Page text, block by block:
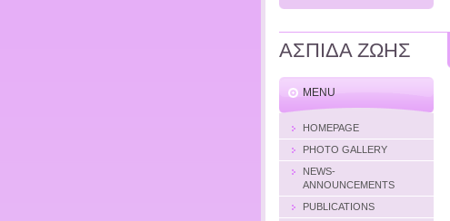
ΑΣΠΙΔΑ ΖΩΗΣ
MENU
HOMEPAGE
PHOTO GALLERY
NEWS-
ANNOUNCEMENTS
PUBLICATIONS